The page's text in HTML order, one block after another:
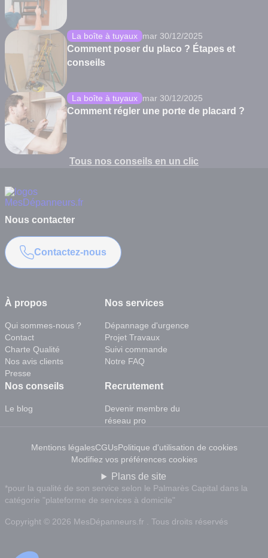
La boîte à tuyaux mar 30/12/2025
Comment poser du placo ? Étapes et
conseils
La boîte à tuyaux mar 30/12/2025
Comment régler une porte de placard ?
Tous nos conseils en un clic
À propos
Qui sommes-nous ?
Contact
Charte Qualité
Nos avis clients
Presse
Nos services
Dépannage d'urgence
Projet Travaux
Suivi commande
Notre FAQ
Nos conseils
Le blog
Recrutement
Devenir membre du
réseau pro
Nous contacter
Contactez-nous
*pour la qualité de son service selon le Palmarès Capital dans la
catégorie "plateforme de services à domicile"
Copyright © 2026 MesDépanneurs.fr . Tous droits réservés
Mentions légalesCGUsPolitique d'utilisation de cookies
Modifiez vos préférences cookies
Plans de site